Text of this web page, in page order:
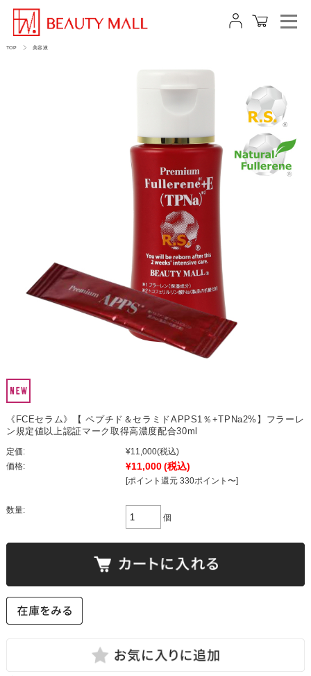
TOP 美容液
《FCEセラム》【 ペプチド＆セラミドAPPS1％+TPNa2%】フラーレ
ン規定値以上認証マーク取得高濃度配合30ml
定価: ¥11,000(税込)
価格:
¥11,000(税込)
[ポイント還元 330ポイント〜]
数量:
個